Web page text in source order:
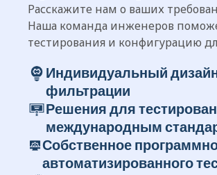
Расскажите нам о ваших
Наша команда инженеров
тестирования и конфигурацию
Индивидуальный
фильтрации
Решения для
международным
Собственное
автоматизированного